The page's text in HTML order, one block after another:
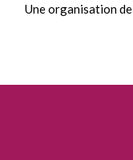
Une organisation de